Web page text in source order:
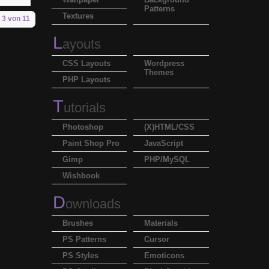
von 11
Patterns
Textures
Layouts
Wordpress
Themes
CSS Layouts
PHP Layouts
Tutorials
(X)HTML/CSS
JavaScript
PHP/MySQL
Photoshop
Paint Shop Pro
Gimp
Wishbook
Downloads
Materials
Cursor
Emoticons
Brushes
PS Patterns
PS Styles